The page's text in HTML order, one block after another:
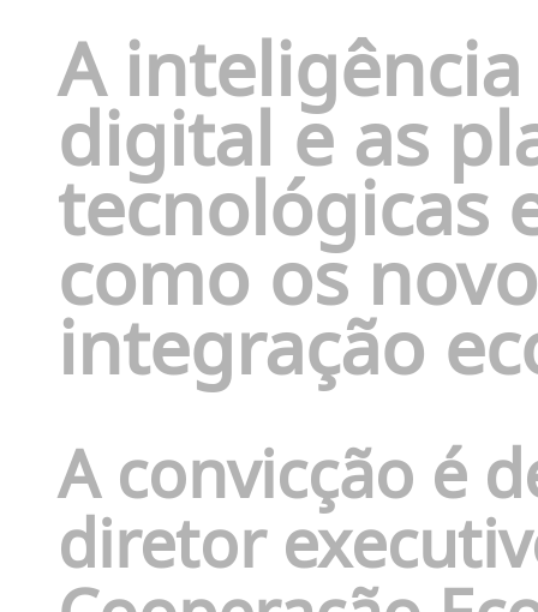
A
digital e as
tecnológicas
como os
integração
A convicção é
diretor